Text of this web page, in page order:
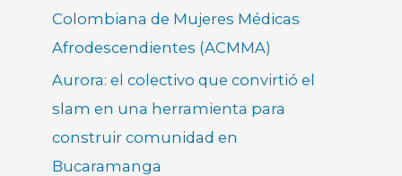
Colombiana de Mujeres Médicas
Afrodescendientes (ACMMA)
Aurora: el colectivo que convirtió el
slam en una herramienta para
construir comunidad en
Bucaramanga